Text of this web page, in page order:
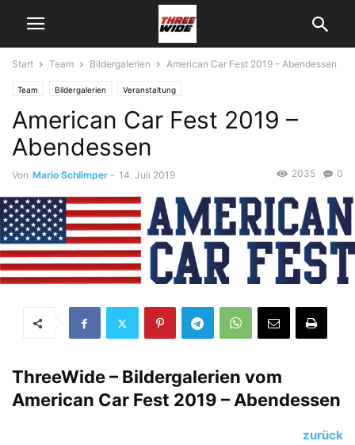
Start Team Bildergalerien American Car Fest 2019 – Abendessen
Team Bildergalerien Veranstaltung
American Car Fest 2019 –
Abendessen
Von Mario Schlimper - 14. Juli 2019 0
2035
ThreeWide – Bildergalerien vom
American Car Fest 2019 – Abendessen
zurück